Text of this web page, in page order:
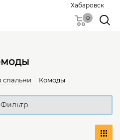
Хабаровск
0
спальни Комоды
Фильтр